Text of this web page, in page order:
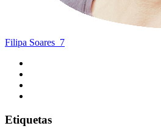
Filipa Soares 7
Etiquetas